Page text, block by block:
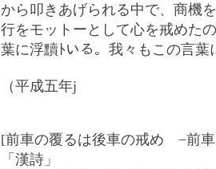
から叩きあげられる中で、商機
行をモットーとして心を戒めた
葉に浮黷ﾄいる。我々もこの言
（平成五年j
[前車の覆るは後車の戒め −前
「漢詩」